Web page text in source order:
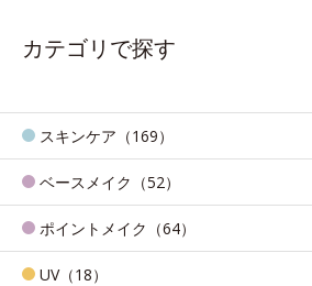
カテゴリで探す
スキンケア（169）
ベースメイク（52）
ポイントメイク（64）
UV（18）